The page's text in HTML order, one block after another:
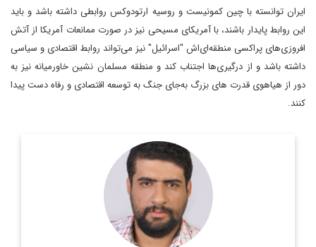
ایران توانسته با چین کمونیست و روسیه ارتودوکس روابطی داشته باشد و باید
این روابط پایدار باشند، با آمریکای مسیحی نیز در صورت ممانعات آمریکا از آتش
افروزی‌های پراکسی منطقه‌ای‌اش "اسرائیل" نیز می‌تواند روابط اقتصادی و سیاسی
داشته باشد و از درگیری‌ها اجتناب کند و منطقه مسلمان نشین خاورمیانه نیز به
دور از هیاهوی قدرت های بزرگ به‌جای جنگ به توسعه اقتصادی و رفاه دست پیدا
کنند.
کارشناسی علوم سیاسی و کارشناسی ارشد مطالعات خاورمیانه علامه
طباطبایی
اطلاعات بیشتر